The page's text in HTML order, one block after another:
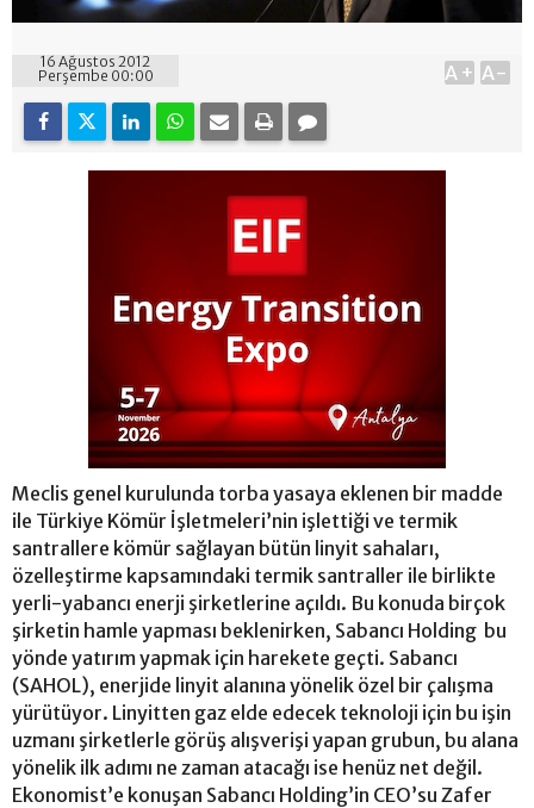
16 Ağustos 2012
Perşembe 00:00
A+ A-
Meclis genel kurulunda torba yasaya eklenen bir madde
ile Türkiye Kömür İşletmeleri’nin işlettiği ve termik
santrallere kömür sağlayan bütün linyit sahaları,
özelleştirme kapsamındaki termik santraller ile birlikte
yerli-yabancı enerji şirketlerine açıldı. Bu konuda birçok
şirketin hamle yapması beklenirken, Sabancı Holding bu
yönde yatırım yapmak için harekete geçti. Sabancı
(SAHOL), enerjide linyit alanına yönelik özel bir çalışma
yürütüyor. Linyitten gaz elde edecek teknoloji için bu işin
uzmanı şirketlerle görüş alışverişi yapan grubun, bu alana
yönelik ilk adımı ne zaman atacağı ise henüz net değil.
Ekonomist’e konuşan Sabancı Holding’in CEO’su Zafer